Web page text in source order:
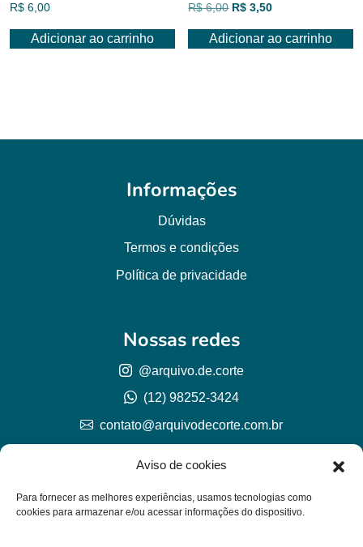
Aviso de cookies
Para fornecer as melhores experiências, usamos tecnologias como
cookies para armazenar e/ou acessar informações do dispositivo.
R$ 6,00
Adicionar ao carrinho
R$6,00 O
original
R$ 3,50O
atual
Adicionar ao carrinho
Informações
Dúvidas
Termos e condições
Política de privacidade
Nossas redes
@arquivo.de.corte
(12) 98252-3424
contato@arquivodecorte.com.br